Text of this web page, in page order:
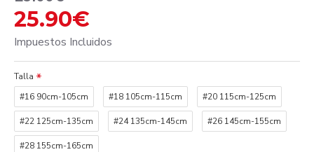
25.90€
Impuestos Incluidos
Talla
#16 90cm-105cm
#18 105cm-115cm #20 115cm-125cm
#22 125cm-135cm #24 135cm-145cm #26 145cm-155cm
#28 155cm-165cm